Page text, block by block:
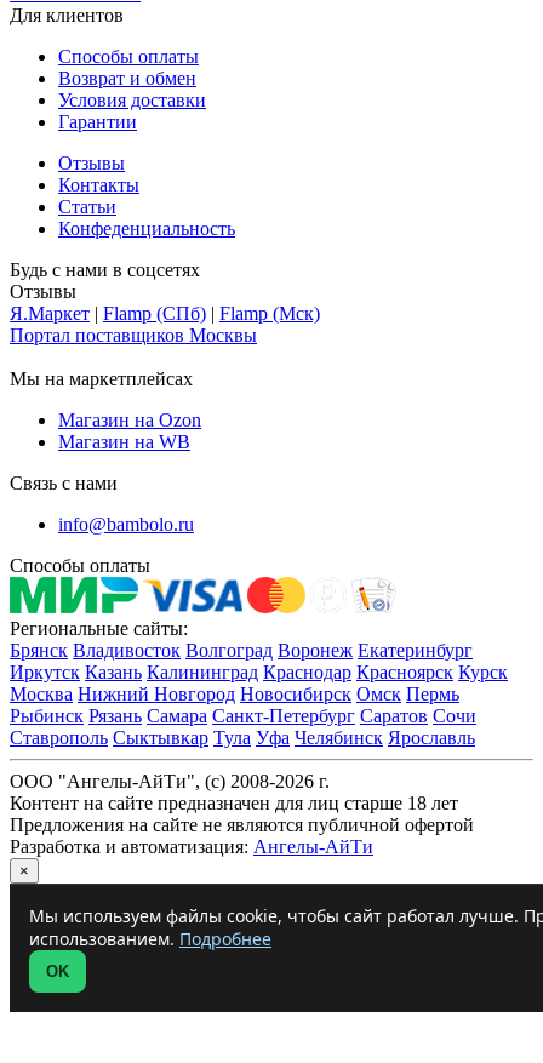
Для клиентов
Способы оплаты
Возврат и обмен
Условия доставки
Гарантии
Отзывы
Контакты
Статьи
Конфеденциальность
Будь с нами в соцсетях
Отзывы
Я.Маркет | Flamp (СПб) | Flamp (Мск)
Портал поставщиков Москвы
Мы на маркетплейсах
Магазин на Ozon
Магазин на WB
Связь с нами
info@bambolo.ru
Способы оплаты
Региональные сайты:
Брянск Владивосток Волгоград Воронеж Екатеринбург
Иркутск Казань Калининград Краснодар Красноярск Курск
Москва Нижний Новгород Новосибирск Омск Пермь
Рыбинск Рязань Самара Санкт-Петербург Саратов Сочи
Ставрополь Сыктывкар Тула Уфа Челябинск Ярославль
ООО "Ангелы-АйТи", (c) 2008-2026 г.
Контент на сайте предназначен для лиц старше 18 лет
Предложения на сайте не являются публичной офертой
Разработка и автоматизация: Ангелы-АйТи
×
Мы используем файлы cookie, чтобы сайт работал лучше.
использованием. Подробнее
OK